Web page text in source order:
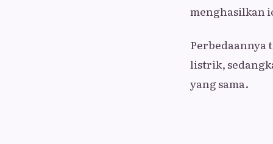
menghasilkan
Perbedaannya
listrik,
yang sama.